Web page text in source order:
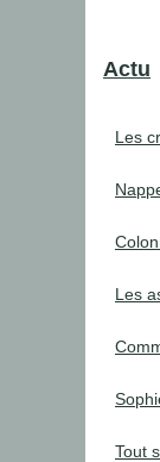
Actu
Les
Les
Tout